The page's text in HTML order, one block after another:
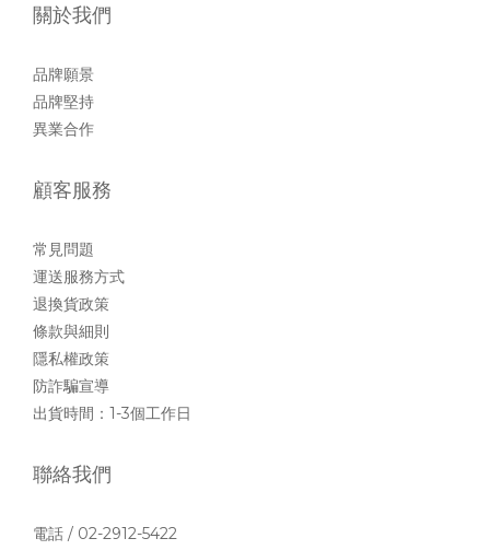
關於我們
品牌願景
品牌堅持
異業合作
顧客服務
常見問題
運送服務方式
退換貨政策
條款與細則
隱私權政策
防詐騙宣導
出貨時間：1-3個工作日
聯絡我們
電話 / 02-2912-5422